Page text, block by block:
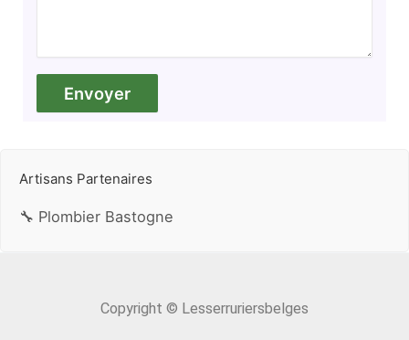
Artisans Partenaires
🔧 Plombier Bastogne
Copyright © Lesserruriersbelges